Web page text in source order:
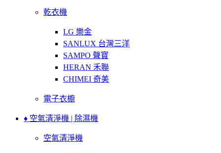
乾衣機
LG 樂金
SANLUX 台灣三洋
SAMPO 聲寶
HERAN 禾聯
CHIMEI 奇美
電子衣櫥
♦ 空氣清淨機 | 除濕機
空氣清淨機